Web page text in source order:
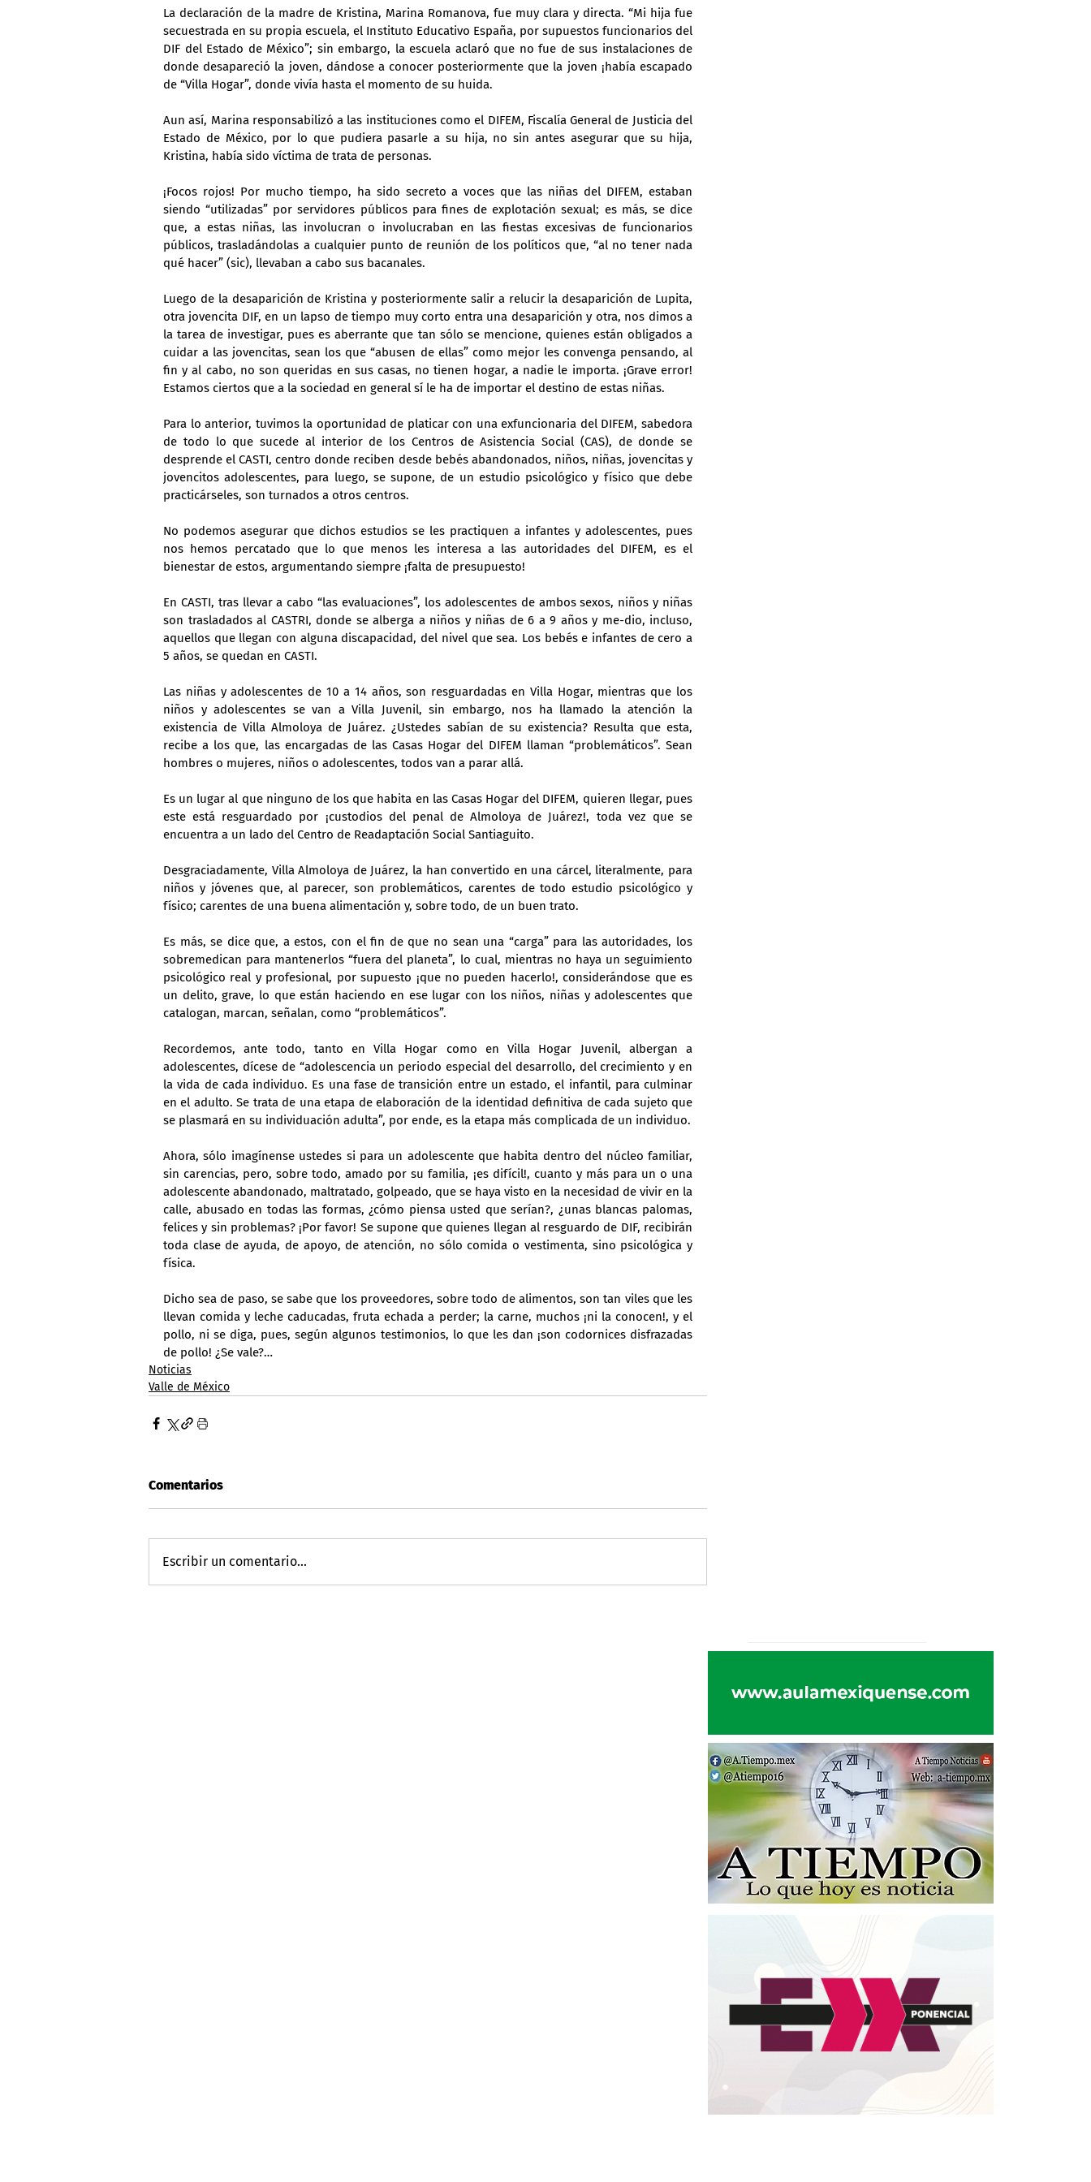
La declaración de la madre de Kristina, Marina Romanova, fue muy clara y directa. “Mi hija fue
secuestrada en su propia escuela, el Instituto Educativo España, por supuestos funcionarios del
DIF del Estado de México”; sin embargo, la escuela aclaró que no fue de sus instalaciones de
donde desapareció la joven, dándose a conocer posteriormente que la joven ¡había escapado
de “Villa Hogar”, donde vivía hasta el momento de su huida.
Aun así, Marina responsabilizó a las instituciones como el DIFEM, Fiscalía General de Justicia del
Estado de México, por lo que pudiera pasarle a su hija, no sin antes asegurar que su hija,
Kristina, había sido víctima de trata de personas.
¡Focos rojos! Por mucho tiempo, ha sido secreto a voces que las niñas del DIFEM, estaban
siendo “utilizadas” por servidores públicos para fines de explotación sexual; es más, se dice
que, a estas niñas, las involucran o involucraban en las fiestas excesivas de funcionarios
públicos, trasladándolas a cualquier punto de reunión de los políticos que, “al no tener nada
qué hacer” (sic), llevaban a cabo sus bacanales.
Luego de la desaparición de Kristina y posteriormente salir a relucir la desaparición de Lupita,
otra jovencita DIF, en un lapso de tiempo muy corto entra una desaparición y otra, nos dimos a
la tarea de investigar, pues es aberrante que tan sólo se mencione, quienes están obligados a
cuidar a las jovencitas, sean los que “abusen de ellas” como mejor les convenga pensando, al
fin y al cabo, no son queridas en sus casas, no tienen hogar, a nadie le importa. ¡Grave error!
Estamos ciertos que a la sociedad en general sí le ha de importar el destino de estas niñas.
Para lo anterior, tuvimos la oportunidad de platicar con una exfuncionaria del DIFEM, sabedora
de todo lo que sucede al interior de los Centros de Asistencia Social (CAS), de donde se
desprende el CASTI, centro donde reciben desde bebés abandonados, niños, niñas, jovencitas y
jovencitos adolescentes, para luego, se supone, de un estudio psicológico y físico que debe
practicárseles, son turnados a otros centros.
No podemos asegurar que dichos estudios se les practiquen a infantes y adolescentes, pues
nos hemos percatado que lo que menos les interesa a las autoridades del DIFEM, es el
bienestar de estos, argumentando siempre ¡falta de presupuesto!
En CASTI, tras llevar a cabo “las evaluaciones”, los adolescentes de ambos sexos, niños y niñas
son trasladados al CASTRI, donde se alberga a niños y niñas de 6 a 9 años y me-dio, incluso,
aquellos que llegan con alguna discapacidad, del nivel que sea. Los bebés e infantes de cero a
5 años, se quedan en CASTI.
Las niñas y adolescentes de 10 a 14 años, son resguardadas en Villa Hogar, mientras que los
niños y adolescentes se van a Villa Juvenil, sin embargo, nos ha llamado la atención la
existencia de Villa Almoloya de Juárez. ¿Ustedes sabían de su existencia? Resulta que esta,
recibe a los que, las encargadas de las Casas Hogar del DIFEM llaman “problemáticos”. Sean
hombres o mujeres, niños o adolescentes, todos van a parar allá.
Es un lugar al que ninguno de los que habita en las Casas Hogar del DIFEM, quieren llegar, pues
este está resguardado por ¡custodios del penal de Almoloya de Juárez!, toda vez que se
encuentra a un lado del Centro de Readaptación Social Santiaguito.
Desgraciadamente, Villa Almoloya de Juárez, la han convertido en una cárcel, literalmente, para
niños y jóvenes que, al parecer, son problemáticos, carentes de todo estudio psicológico y
físico; carentes de una buena alimentación y, sobre todo, de un buen trato.
Es más, se dice que, a estos, con el fin de que no sean una “carga” para las autoridades, los
sobremedican para mantenerlos “fuera del planeta”, lo cual, mientras no haya un seguimiento
psicológico real y profesional, por supuesto ¡que no pueden hacerlo!, considerándose que es
un delito, grave, lo que están haciendo en ese lugar con los niños, niñas y adolescentes que
catalogan, marcan, señalan, como “problemáticos”.
Recordemos, ante todo, tanto en Villa Hogar como en Villa Hogar Juvenil, albergan a
adolescentes, dícese de “adolescencia un periodo especial del desarrollo, del crecimiento y en
la vida de cada individuo. Es una fase de transición entre un estado, el infantil, para culminar
en el adulto. Se trata de una etapa de elaboración de la identidad definitiva de cada sujeto que
se plasmará en su individuación adulta”, por ende, es la etapa más complicada de un individuo.
Ahora, sólo imagínense ustedes si para un adolescente que habita dentro del núcleo familiar,
sin carencias, pero, sobre todo, amado por su familia, ¡es difícil!, cuanto y más para un o una
adolescente abandonado, maltratado, golpeado, que se haya visto en la necesidad de vivir en la
calle, abusado en todas las formas, ¿cómo piensa usted que serían?, ¿unas blancas palomas,
felices y sin problemas? ¡Por favor! Se supone que quienes llegan al resguardo de DIF, recibirán
toda clase de ayuda, de apoyo, de atención, no sólo comida o vestimenta, sino psicológica y
física.
Dicho sea de paso, se sabe que los proveedores, sobre todo de alimentos, son tan viles que les
llevan comida y leche caducadas, fruta echada a perder; la carne, muchos ¡ni la conocen!, y el
pollo, ni se diga, pues, según algunos testimonios, lo que les dan ¡son codornices disfrazadas
de pollo! ¿Se vale?…
Noticias
Valle de México
Comentarios
Escribir un comentario...